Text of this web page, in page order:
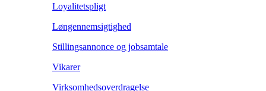
Loyalitetspligt
Løngennemsigtighed
Stillingsannonce og jobsamtale
Vikarer
Virksomhedsoverdragelse